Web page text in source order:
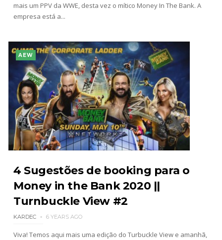
mais um PPV da WWE, desta vez o mítico Money In The Bank. A
empresa está a...
AEW
4 Sugestões de booking para o
Money in the Bank 2020 ||
Turnbuckle View #2
KARDEC 6 YEARS AGO
Viva! Temos aqui mais uma edição do Turbuckle View e amanhã,